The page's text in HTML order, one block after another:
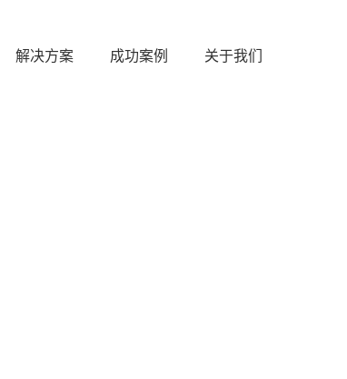
解决方案 成功案例 关于我们